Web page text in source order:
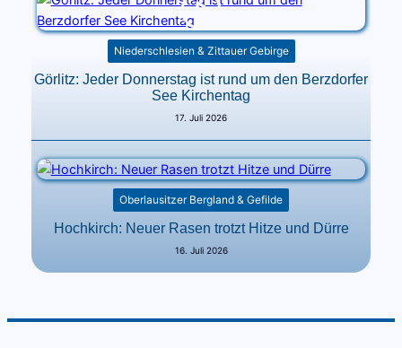
Niederschlesien & Zittauer Gebirge
Görlitz: Jeder Donnerstag ist rund um den Berzdorfer
See Kirchentag
17. Juli 2026
Oberlausitzer Bergland & Gefilde
Hochkirch: Neuer Rasen trotzt Hitze und Dürre
16. Juli 2026